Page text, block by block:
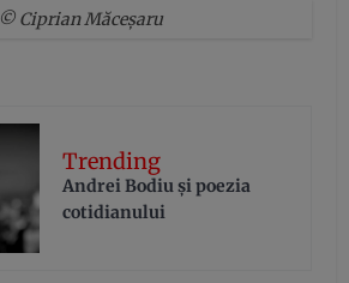
© Ciprian Măceșaru
Trending
Andrei Bodiu şi poezia
cotidianului